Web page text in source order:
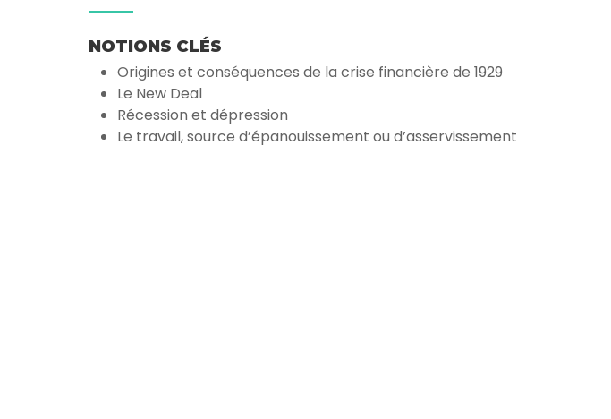
NOTIONS CLÉS
Origines et conséquences de la crise financière de 1929
Le New Deal
Récession et dépression
Le travail, source d’épanouissement ou d’asservissement